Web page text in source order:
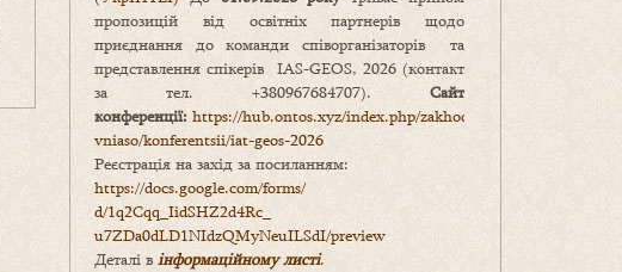
пропозицій від освітніх партнерів щодо
приєднання до команди співорганізаторів та
представлення спікерів IAS-GEOS, 2026 (контакт
за тел. +380967684707). Сайт
конференції: https://hub.ontos.xyz/index.php/zakhody-
vniaso/konferentsii/iat-geos-2026
Реєстрація на захід за посиланням:
https://docs.google.com/forms/
d/1q2Cqq_IidSHZ2d4Rc_
u7ZDa0dLD1NIdzQMyNeuILSdI/preview
Деталі в інформаційному листі.